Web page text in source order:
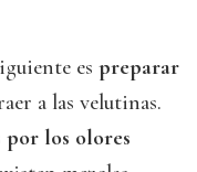
es preparar
a las velutinas.
por los olores